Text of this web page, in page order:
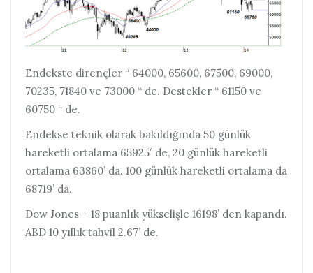
Endekste dirençler “ 64000, 65600, 67500, 69000,
70235, 71840 ve 73000 “ de. Destekler “ 61150 ve
60750 “ de.
Endekse teknik olarak bakıldığında 50 günlük
hareketli ortalama 65925′ de, 20 günlük hareketli
ortalama 63860’ da. 100 günlük hareketli ortalama da
68719’ da.
Dow Jones + 18 puanlık yükselişle 16198’ den kapandı.
ABD 10 yıllık tahvil 2.67’ de.